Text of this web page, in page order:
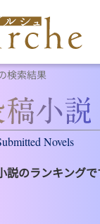
検索結果
Novels
のランキングで